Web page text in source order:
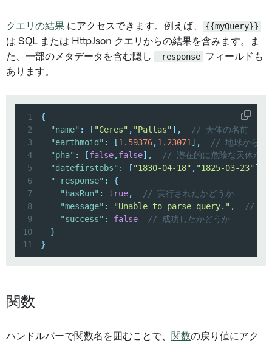
クエリの結果 にアクセスできます。例えば、
{{myQuery}}
は SQL または HttpJson クエリからの結果を含みます。ま
た、一部のメタデータを含む隠し
_response フィールドも
あります。
1
{
2
"name" : [ "Ceres" , "Pallas" ] ,
// 天体の名前
3
"earthmoid" : [1.59376,1.23071 ] ,
// 地球からの
4
"pha" : [false,false] ,
// 潜在的に危険な天体かど
5
"datefirstobs" : [ "1830-04-18" , "1825-03-23" ]
6
"_response" :
{
7
"hasRun" : true,
// 実行されたかどうか
8
"message" : "Unable to parse query." ,
// ク
9
"success" : false
// 成功したかどうか
10
}
11
}
関数
ハンドルバーで関数名を囲むことで、 関数の戻り値にアク